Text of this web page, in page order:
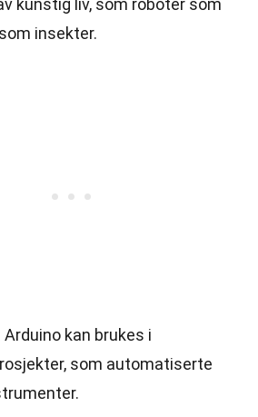
kunstig liv, som roboter som
insekter.
Arduino kan brukes i
som automatiserte